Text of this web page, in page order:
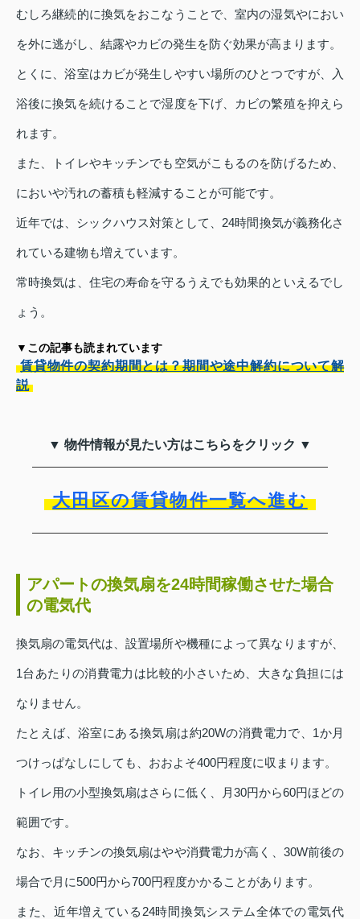
むしろ継続的に換気をおこなうことで、室内の湿気やにおい
を外に逃がし、結露やカビの発生を防ぐ効果が高まります。
とくに、浴室はカビが発生しやすい場所のひとつですが、入
浴後に換気を続けることで湿度を下げ、カビの繁殖を抑えら
れます。
また、トイレやキッチンでも空気がこもるのを防げるため、
においや汚れの蓄積も軽減することが可能です。
近年では、シックハウス対策として、24時間換気が義務化さ
れている建物も増えています。
常時換気は、住宅の寿命を守るうえでも効果的といえるでし
ょう。
▼この記事も読まれています
賃貸物件の契約期間とは？期間や途中解約について解
説
▼ 物件情報が見たい方はこちらをクリック ▼
大田区の賃貸物件一覧へ進む
アパートの換気扇を24時間稼働させた場合
の電気代
換気扇の電気代は、設置場所や機種によって異なりますが、
1台あたりの消費電力は比較的小さいため、大きな負担には
なりません。
たとえば、浴室にある換気扇は約20Wの消費電力で、1か月
つけっぱなしにしても、おおよそ400円程度に収まります。
トイレ用の小型換気扇はさらに低く、月30円から60円ほどの
範囲です。
なお、キッチンの換気扇はやや消費電力が高く、30W前後の
場合で月に500円から700円程度かかることがあります。
また、近年増えている24時間換気システム全体での電気代